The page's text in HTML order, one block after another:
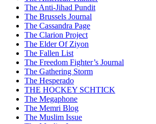
The Anti-Jihad Pundit
The Brussels Journal
The Cassandra Page
The Clarion Project
The Elder Of Ziyon
The Fallen List
The Freedom Fighter’s Journal
The Gathering Storm
The Hesperado
THE HOCKEY SCHTICK
The Megaphone
The Memri Blog
The Muslim Issue